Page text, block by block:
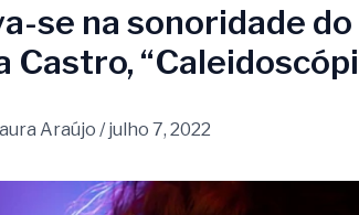
se na sonoridade do
Castro,
Araújo /julho 7, 2022